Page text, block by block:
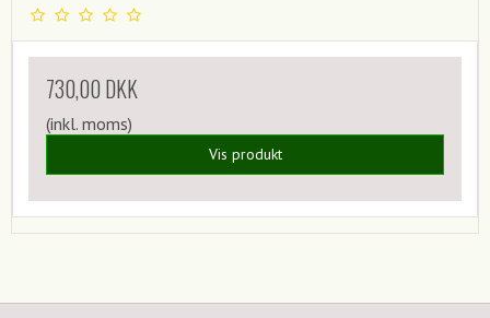
730,00 DKK
(inkl. moms)
Vis produkt